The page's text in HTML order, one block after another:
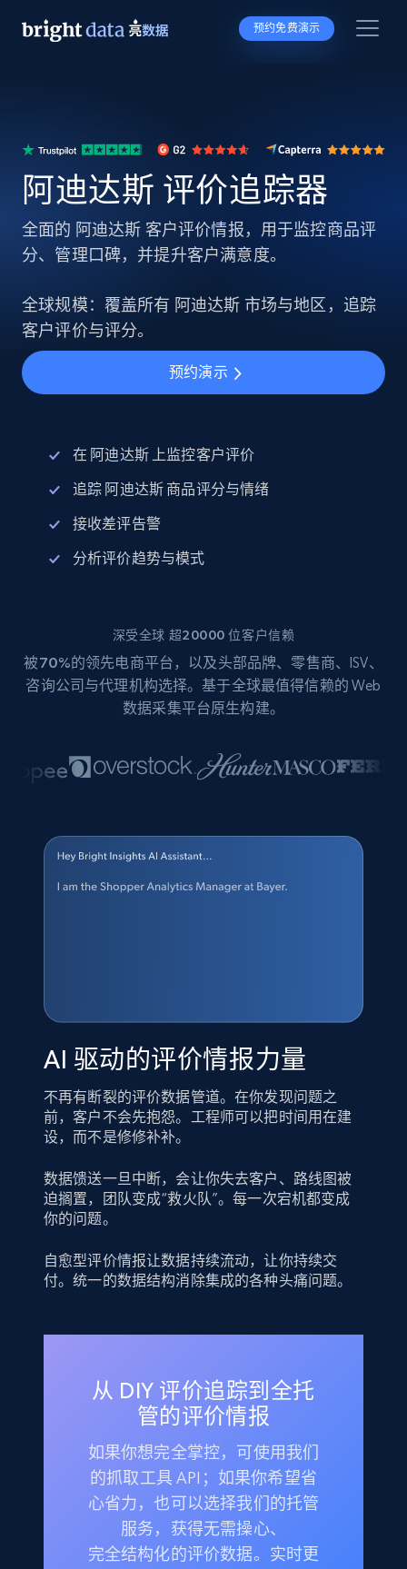
预约免费演示
阿迪达斯 评价追踪器
全面的 阿迪达斯 客户评价情报，用于监控商品评
分、管理口碑，并提升客户满意度。
全球规模：覆盖所有 阿迪达斯 市场与地区，追踪
客户评价与评分。
预约演示
在 阿迪达斯 上监控客户评价
追踪 阿迪达斯 商品评分与情绪
接收差评告警
分析评价趋势与模式
深受全球 超20000 位客户信赖
被70%的领先电商平台，以及头部品牌、零售商、ISV、
咨询公司与代理机构选择。基于全球最值得信赖的 Web
数据采集平台原生构建。
AI 驱动的评价情报力量
不再有断裂的评价数据管道。在你发现问题之
前，客户不会先抱怨。工程师可以把时间用在建
设，而不是修修补补。
数据馈送一旦中断，会让你失去客户、路线图被
迫搁置，团队变成“救火队”。每一次宕机都变成
你的问题。
自愈型评价情报让数据持续流动，让你持续交
付。统一的数据结构消除集成的各种头痛问题。
从 DIY 评价追踪到全托
管的评价情报
如果你想完全掌控，可使用我们
的抓取工具 API；如果你希望省
心省力，也可以选择我们的托管
服务，获得无需操心、
完全结构化的评价数据。实时更